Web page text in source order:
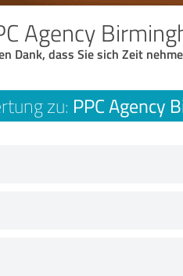
Agency
Dank, dass Sie sich Zeit
zu: PPC Agency